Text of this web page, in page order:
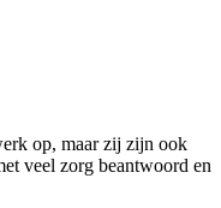
op, maar zij zijn ook
veel zorg beantwoord en